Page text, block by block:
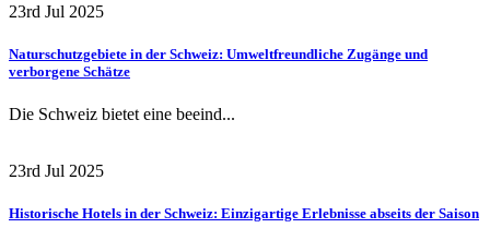
23rd Jul 2025
Naturschutzgebiete in der Schweiz: Umweltfreundliche Zugänge und
verborgene Schätze
Die Schweiz bietet eine beeind...
23rd Jul 2025
Historische Hotels in der Schweiz: Einzigartige Erlebnisse abseits der Saison